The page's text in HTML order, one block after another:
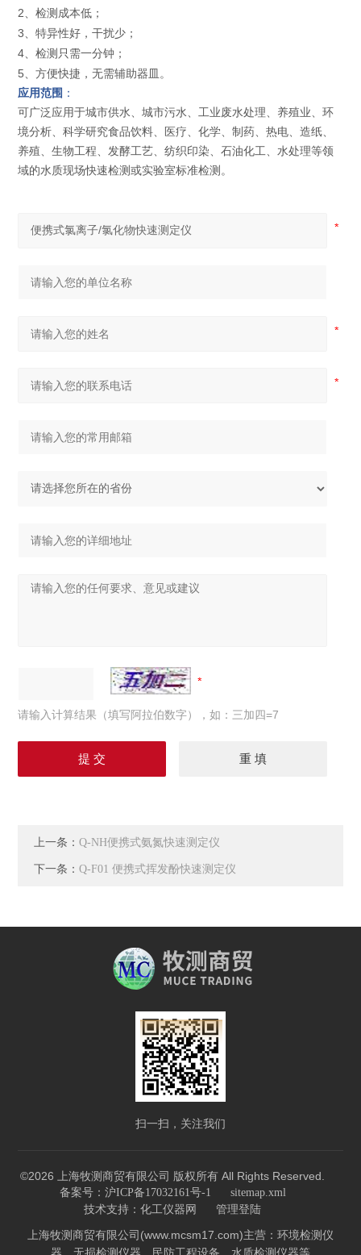
2、检测成本低；
3、特异性好，干扰少；
4、检测只需一分钟；
5、方便快捷，无需辅助器皿。
应用范围 ：
可广泛应用于城市供水、城市污水、工业废水处理、养殖业、环
境分析、科学研究食品饮料、医疗、化学、制药、热电、造纸、
养殖、生物工程、发酵工艺、纺织印染、石油化工、水处理等领
域的水质现场快速检测或实验室标准检测。
请输入计算结果（填写阿拉伯数字），如：三加四=7
上一条：Q-NH便携式氨氮快速测定仪
下一条：Q-F01 便携式挥发酚快速测定仪
扫一扫，关注我们
©2026 上海牧测商贸有限公司 版权所有 All Rights Reserved.
备案号：沪ICP备17032161号-1 sitemap.xml
技术支持： 化工仪器网 管理登陆
上海牧测商贸有限公司(www.mcsm17.com)主营：环境检测仪